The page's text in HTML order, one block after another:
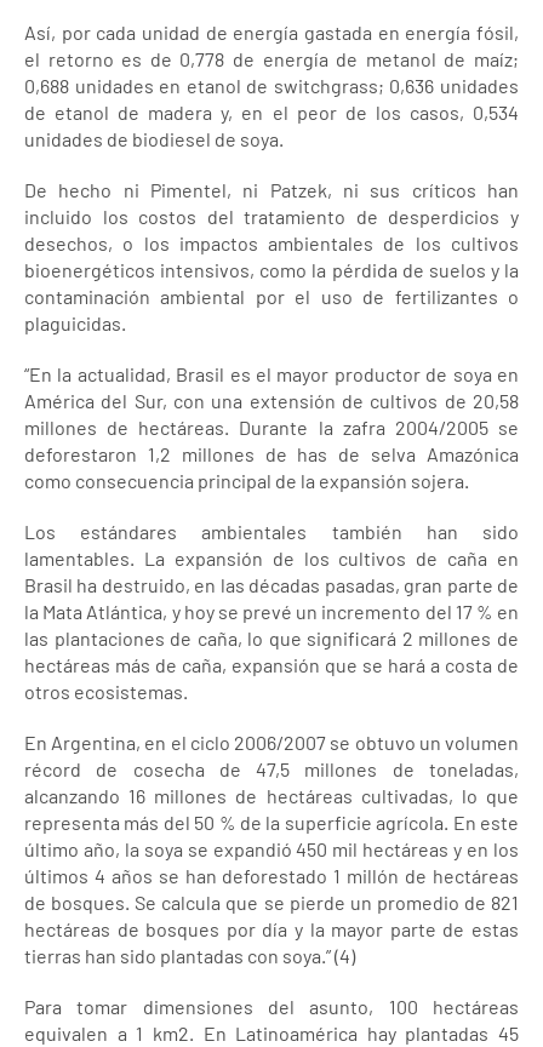
Así, por cada unidad de energía gastada en energía fósil,
el retorno es de 0,778 de energía de metanol de maíz;
0,688 unidades en etanol de switchgrass; 0,636 unidades
de etanol de madera y, en el peor de los casos, 0,534
unidades de biodiesel de soya.
De hecho ni Pimentel, ni Patzek, ni sus críticos han
incluido los costos del tratamiento de desperdicios y
desechos, o los impactos ambientales de los cultivos
bioenergéticos intensivos, como la pérdida de suelos y la
contaminación ambiental por el uso de fertilizantes o
plaguicidas.
“En la actualidad, Brasil es el mayor productor de soya en
América del Sur, con una extensión de cultivos de 20,58
millones de hectáreas. Durante la zafra 2004/2005 se
deforestaron 1,2 millones de has de selva Amazónica
como consecuencia principal de la expansión sojera.
Los estándares ambientales también han sido
lamentables. La expansión de los cultivos de caña en
Brasil ha destruido, en las décadas pasadas, gran parte de
la Mata Atlántica, y hoy se prevé un incremento del 17 % en
las plantaciones de caña, lo que significará 2 millones de
hectáreas más de caña, expansión que se hará a costa de
otros ecosistemas.
En Argentina, en el ciclo 2006/2007 se obtuvo un volumen
récord de cosecha de 47,5 millones de toneladas,
alcanzando 16 millones de hectáreas cultivadas, lo que
representa más del 50 % de la superficie agrícola. En este
último año, la soya se expandió 450 mil hectáreas y en los
últimos 4 años se han deforestado 1 millón de hectáreas
de bosques. Se calcula que se pierde un promedio de 821
hectáreas de bosques por día y la mayor parte de estas
tierras han sido plantadas con soya.” (4)
Para tomar dimensiones del asunto, 100 hectáreas
equivalen a 1 km2. En Latinoamérica hay plantadas 45